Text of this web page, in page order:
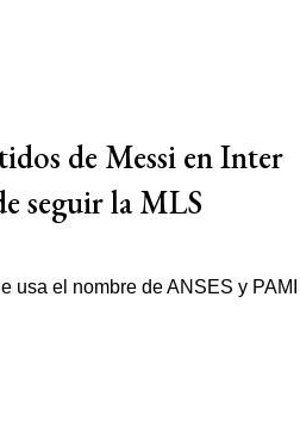
de Messi en Inter
seguir la MLS